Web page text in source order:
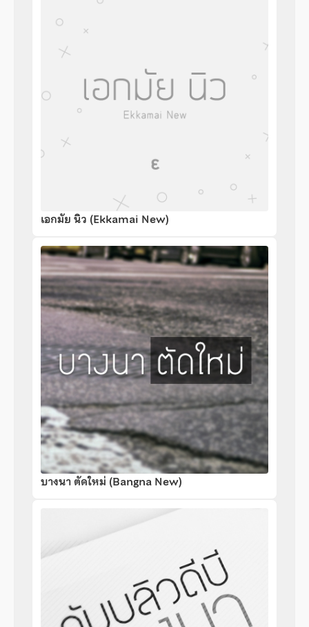
เอกมัย นิว (Ekkamai New)
บางนา ตัดใหม่ (Bangna New)